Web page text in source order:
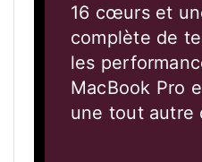
16 cœurs et
complète de
les
MacBook Pro
une tout autre